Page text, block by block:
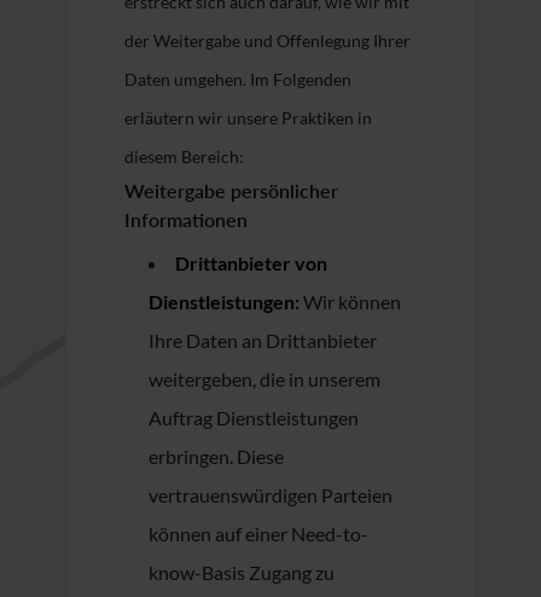
der Weitergabe und Offenlegung Ihrer
Daten umgehen. Im Folgenden
erläutern wir unsere Praktiken in
diesem Bereich:
Weitergabe persönlicher
Informationen
Drittanbieter von
Dienstleistungen: Wir können
Ihre Daten an Drittanbieter
weitergeben, die in unserem
Auftrag Dienstleistungen
erbringen. Diese
vertrauenswürdigen Parteien
können auf einer Need-to-
know-Basis Zugang zu